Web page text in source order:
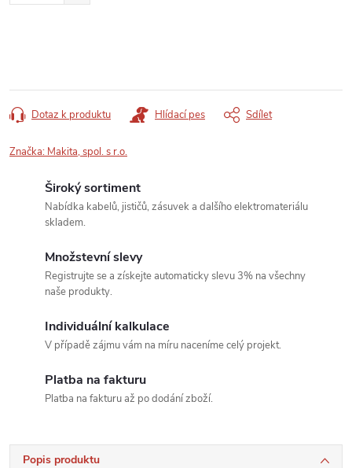
Dotaz k produktu Hlídací pes Sdílet
Značka: Makita, spol. s r.o.
Široký sortiment
Nabídka kabelů, jističů, zásuvek a dalšího elektromateriálu
skladem.
Množstevní slevy
Registrujte se a získejte automaticky slevu 3% na všechny
naše produkty.
Individuální kalkulace
V případě zájmu vám na míru naceníme celý projekt.
Platba na fakturu
Platba na fakturu až po dodání zboží.
Popis produktu